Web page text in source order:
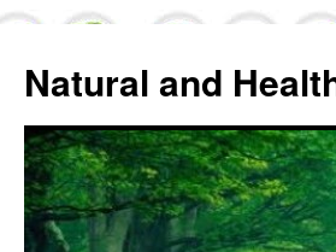
Natural and